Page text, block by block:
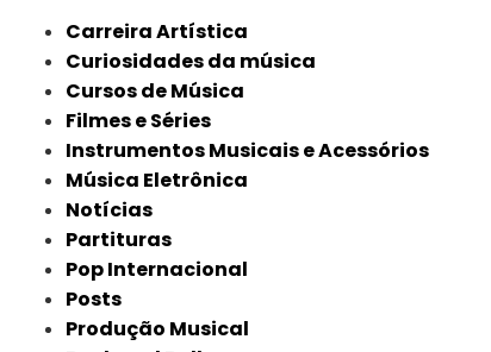
Carreira Artística
Curiosidades da música
Cursos de Música
Filmes e Séries
Instrumentos Musicais e Acessórios
Música Eletrônica
Notícias
Partituras
Pop Internacional
Posts
Produção Musical